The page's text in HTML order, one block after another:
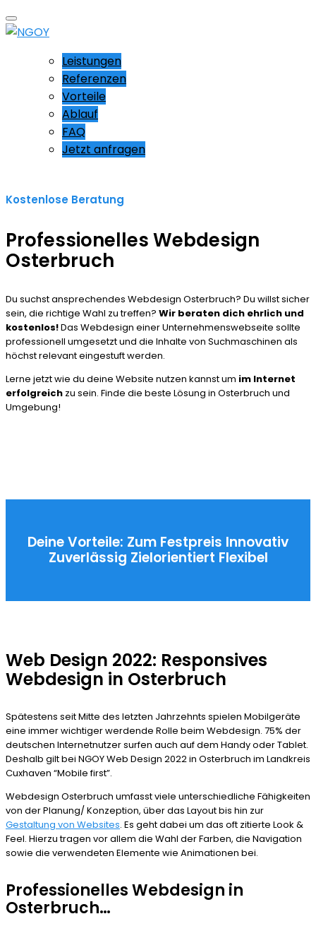
Leistungen
Referenzen
Vorteile
Ablauf
FAQ
Jetzt anfragen
Kostenlose Beratung
Professionelles Webdesign
Osterbruch
Du suchst ansprechendes Webdesign Osterbruch? Du willst sicher
sein, die richtige Wahl zu treffen? Wir beraten dich ehrlich und
kostenlos!Das Webdesign einer Unternehmenswebseite sollte
professionell umgesetzt und die Inhalte von Suchmaschinen als
höchst relevant eingestuft werden.
Lerne jetzt wie du deine Website nutzen kannst um im Internet
erfolgreich zu sein. Finde die beste Lösung in Osterbruch und
Umgebung!
Deine Vorteile: Zum Festpreis Innovativ
Zuverlässig Zielorientiert Flexibel
Web Design 2022: Responsives
Webdesign in Osterbruch
Spätestens seit Mitte des letzten Jahrzehnts spielen Mobilgeräte
eine immer wichtiger werdende Rolle beim Webdesign. 75% der
deutschen Internetnutzer surfen auch auf dem Handy oder Tablet.
Deshalb gilt bei NGOY Web Design 2022 in Osterbruch im Landkreis
Cuxhaven “Mobile first”.
Webdesign Osterbruch umfasst viele unterschiedliche Fähigkeiten
von der Planung/ Konzeption, über das Layout bis hin zur
Gestaltung von Websites. Es geht dabei um das oft zitierte Look &
Feel. Hierzu tragen vor allem die Wahl der Farben, die Navigation
sowie die verwendeten Elemente wie Animationen bei.
Professionelles Webdesign in
Osterbruch…